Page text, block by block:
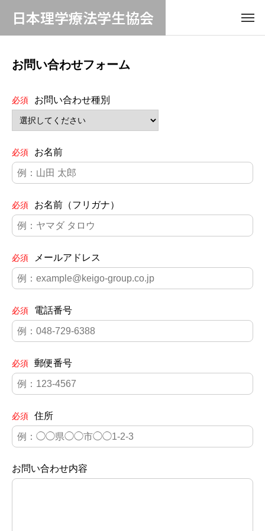
日本理学療法学生協会
お問い合わせフォーム
必須 お問い合わせ種別
必須 お名前
必須 お名前（フリガナ）
必須 メールアドレス
必須 電話番号
必須 郵便番号
必須 住所
お問い合わせ内容